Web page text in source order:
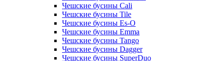
Чешские бусины Cali
Чешские бусины Tile
Чешские бусины Es-O
Чешские бусины Emma
Чешские бусины Tango
Чешские бусины Dagger
Чешские бусины SuperDuo